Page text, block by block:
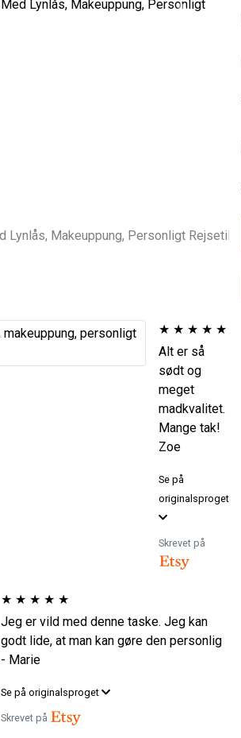
★ ★ ★ ★ ★
Alt er så
sødt og
meget
madkvalitet.
Mange tak!
Zoe
Se på
originalsproget
Skrevet på
★ ★ ★ ★ ★
Jeg er vild med denne taske. Jeg kan
godt lide, at man kan gøre den personlig
- Marie
Se på originalsproget
Skrevet på